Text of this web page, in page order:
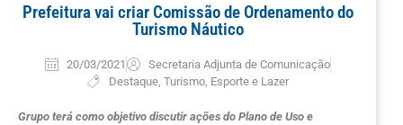
Prefeitura vai criar Comissão de Ordenamento do
Turismo Náutico
20/03/2021
Secretaria Adjunta de Comunicação
Destaque, Turismo, Esporte e Lazer
Grupo terá como objetivo discutir ações do Plano de Uso e